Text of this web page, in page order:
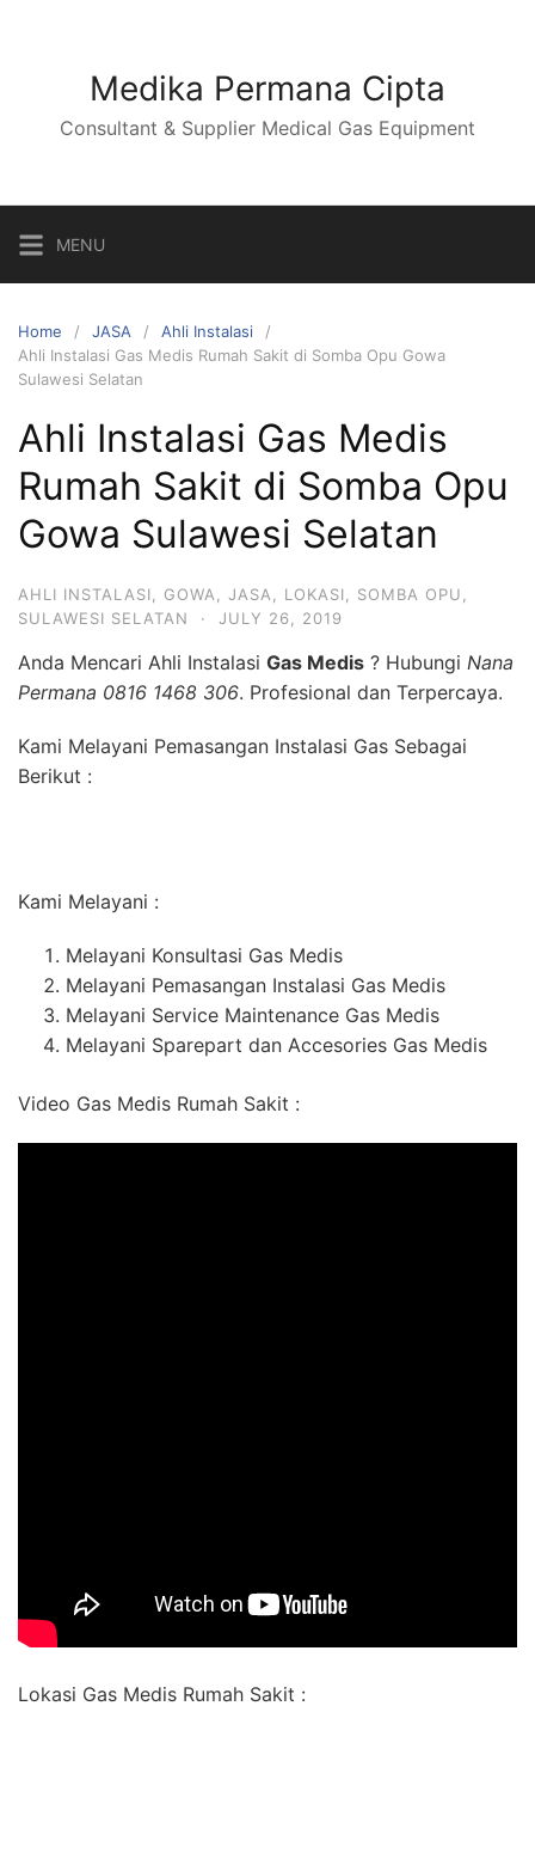
Medika Permana Cipta
Consultant & Supplier Medical Gas Equipment
MENU
Home JASA
Ahli Instalasi
Ahli Instalasi Gas Medis Rumah Sakit di Somba Opu Gowa
Sulawesi Selatan
Ahli Instalasi Gas Medis
Rumah Sakit di Somba Opu
Gowa Sulawesi Selatan
AHLI INSTALASI GOWA JASA LOKASI SOMBA OPU
SULAWESI SELATAN
· JULY 26, 2019
Anda Mencari Ahli Instalasi Gas Medis ? Hubungi Nana
Permana 0816 1468 306. Profesional dan Terpercaya.
Kami Melayani Pemasangan Instalasi Gas Sebagai
Berikut :
Kami Melayani :
Melayani Konsultasi Gas Medis
Melayani Pemasangan Instalasi Gas Medis
Melayani Service Maintenance Gas Medis
Melayani Sparepart dan Accesories Gas Medis
Video Gas Medis Rumah Sakit :
Lokasi Gas Medis Rumah Sakit :